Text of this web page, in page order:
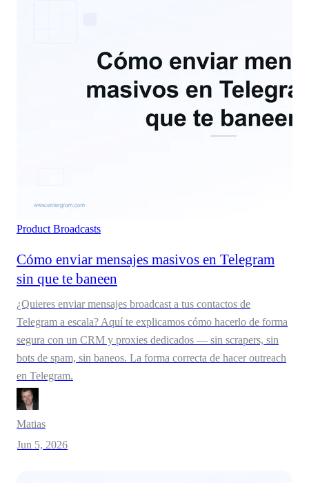
Product Broadcasts
Cómo enviar mensajes masivos en Telegram
sin que te baneen
¿Quieres enviar mensajes broadcast a tus contactos de
Telegram a escala? Aquí te explicamos cómo hacerlo de forma
segura con un CRM y proxies dedicados — sin scrapers, sin
bots de spam, sin baneos. La forma correcta de hacer outreach
en Telegram.
Matias
Jun 5, 2026